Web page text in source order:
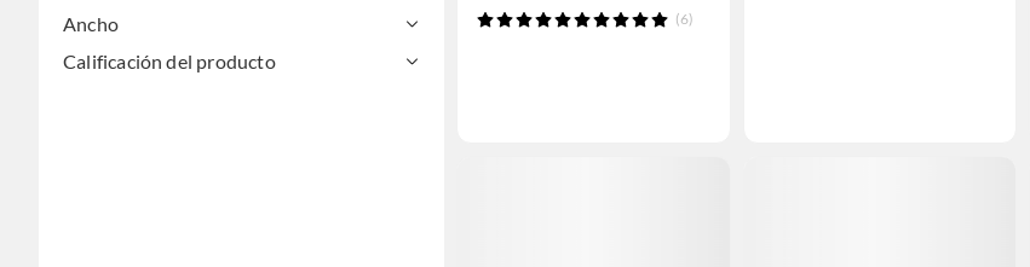
Ancho
Calificación del producto
(6)